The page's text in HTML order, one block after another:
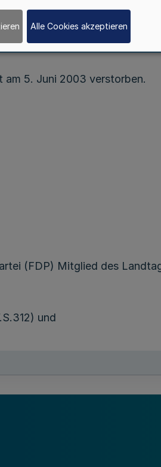
am 5. Juni 2003 verstorben.
(FDP) Mitglied des
und
Alle Cookies akzeptieren